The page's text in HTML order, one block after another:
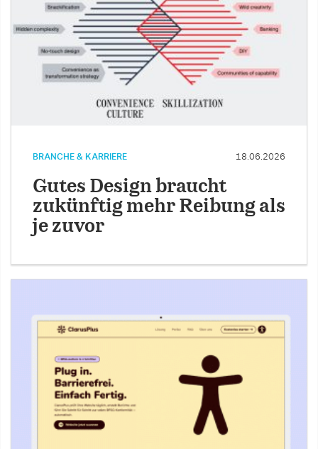
BRANCHE & KARRIERE 18.06.2026
Gutes Design braucht
zukünftig mehr Reibung als
je zuvor